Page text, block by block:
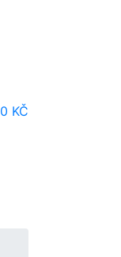
0 KČ